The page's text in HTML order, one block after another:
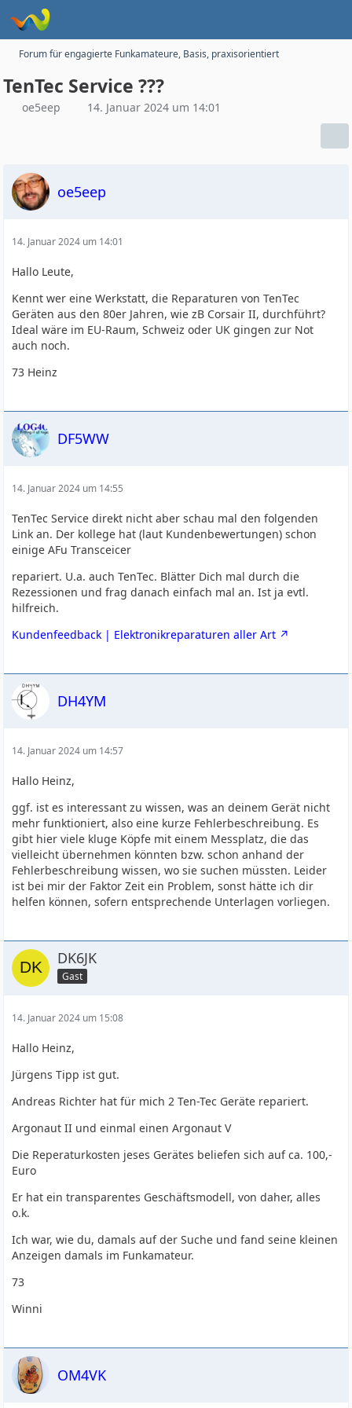
Forum für engagierte Funkamateure, Basis, praxisorientiert
TenTec Service ???
oe5eep 14. Januar 2024 um 14:01
oe5eep
14. Januar 2024 um 14:01
Hallo Leute,
Kennt wer eine Werkstatt, die Reparaturen von TenTec
Geräten aus den 80er Jahren, wie zB Corsair II, durchführt?
Ideal wäre im EU-Raum, Schweiz oder UK gingen zur Not
auch noch.
73 Heinz
DF5WW
14. Januar 2024 um 14:55
TenTec Service direkt nicht aber schau mal den folgenden
Link an. Der kollege hat (laut Kundenbewertungen) schon
einige AFu Transceicer
repariert. U.a. auch TenTec. Blätter Dich mal durch die
Rezessionen und frag danach einfach mal an. Ist ja evtl.
hilfreich.
Kundenfeedback | Elektronikreparaturen aller Art
DH4YM
14. Januar 2024 um 14:57
Hallo Heinz,
ggf. ist es interessant zu wissen, was an deinem Gerät nicht
mehr funktioniert, also eine kurze Fehlerbeschreibung. Es
gibt hier viele kluge Köpfe mit einem Messplatz, die das
vielleicht übernehmen könnten bzw. schon anhand der
Fehlerbeschreibung wissen, wo sie suchen müssten. Leider
ist bei mir der Faktor Zeit ein Problem, sonst hätte ich dir
helfen können, sofern entsprechende Unterlagen vorliegen.
DK6JK
Gast
14. Januar 2024 um 15:08
Hallo Heinz,
Jürgens Tipp ist gut.
Andreas Richter hat für mich 2 Ten-Tec Geräte repariert.
Argonaut II und einmal einen Argonaut V
Die Reperaturkosten jeses Gerätes beliefen sich auf ca. 100,-
Euro
Er hat ein transparentes Geschäftsmodell, von daher, alles
o.k.
Ich war, wie du, damals auf der Suche und fand seine kleinen
Anzeigen damals im Funkamateur.
73
Winni
OM4VK